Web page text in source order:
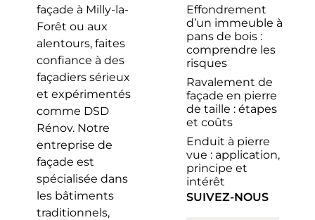
façade à Milly-la-
Forêt ou aux
alentours, faites
confiance à des
façadiers sérieux
et expérimentés
comme DSD
Rénov. Notre
entreprise de
façade est
spécialisée dans
les bâtiments
traditionnels,
Effondrement
d’un immeuble à
pans de bois :
comprendre les
risques
Ravalement de
façade en pierre
de taille : étapes
et coûts
Enduit à pierre
vue : application,
principe et
intérêt
SUIVEZ-NOUS